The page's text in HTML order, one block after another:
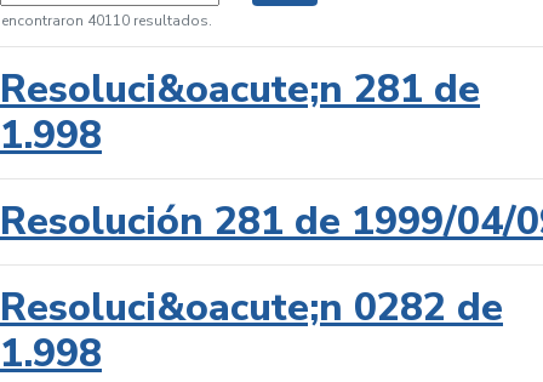
encontraron 40110 resultados.
Resoluci&oacute;n 281 de
1.998
Resolución 281 de 1999/04/
Resoluci&oacute;n 0282 de
1.998